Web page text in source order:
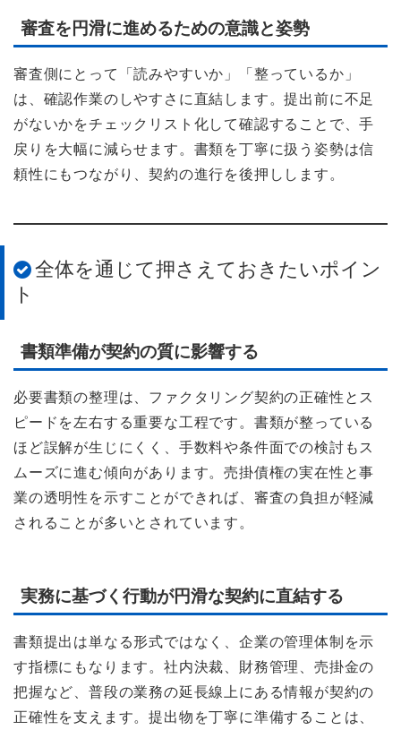
審査を円滑に進めるための意識と姿勢
審査側にとって「読みやすいか」「整っているか」
は、確認作業のしやすさに直結します。提出前に不足
がないかをチェックリスト化して確認することで、手
戻りを大幅に減らせます。書類を丁寧に扱う姿勢は信
頼性にもつながり、契約の進行を後押しします。
全体を通じて押さえておきたいポイン
ト
書類準備が契約の質に影響する
必要書類の整理は、ファクタリング契約の正確性とス
ピードを左右する重要な工程です。書類が整っている
ほど誤解が生じにくく、手数料や条件面での検討もス
ムーズに進む傾向があります。売掛債権の実在性と事
業の透明性を示すことができれば、審査の負担が軽減
されることが多いとされています。
実務に基づく行動が円滑な契約に直結する
書類提出は単なる形式ではなく、企業の管理体制を示
す指標にもなります。社内決裁、財務管理、売掛金の
把握など、普段の業務の延長線上にある情報が契約の
正確性を支えます。提出物を丁寧に準備することは、